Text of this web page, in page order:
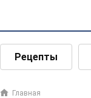
Рецепты
Главная